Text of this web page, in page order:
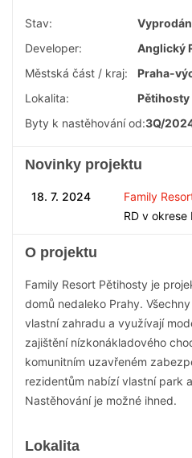
Stav:
Developer:
Anglický
Městská část / kraj:
Praha-
Lokalita:
Pětihosty
Byty k nastěhování od:3Q/
Novinky projektu
18. 7. 2024 Family
RD v
O projektu
Family Resort Pětihosty je
domů nedaleko Prahy.
vlastní zahradu a využívají
zajištění nízkonákladového
komunitním uzavřeném
rezidentům nabízí vlastní park
Nastěhování je možné ihned.
Lokalita